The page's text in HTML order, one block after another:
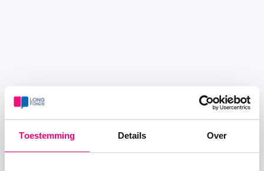
Toestemming Details Over